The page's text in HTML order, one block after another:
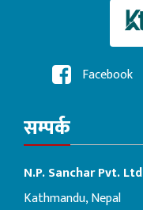
Facebook
सम्पर्क
N.P. Sanchar Pvt. Ltd
Kathmandu, Nepal